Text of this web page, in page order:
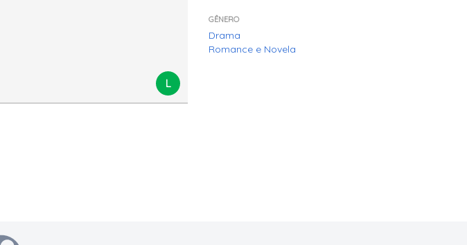
L
GÊNERO
Drama
Romance e Novela